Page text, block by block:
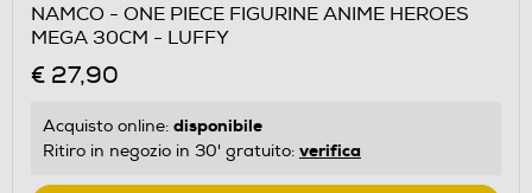
NAMCO - ONE PIECE FIGURINE ANIME HEROES
MEGA 30CM - LUFFY
€ 27,90
Acquisto online: disponibile
Ritiro in negozio in 30' gratuito: verifica